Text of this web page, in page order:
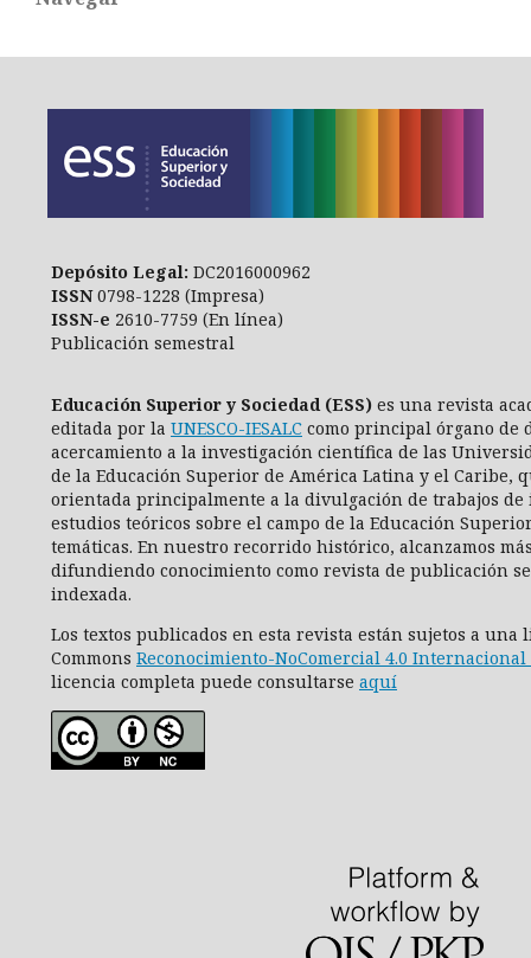
Depósito Legal: DC2016000962
ISSN0798-1228 (Impresa)
ISSN-e 2610-7759 (En línea)
Publicación semestral
Educación Superior y Sociedad (ESS) es una revista
editada por la UNESCO-IESALC como principal órgano de
acercamiento a la investigación científica de las
de la Educación Superior de América Latina y el Caribe,
orientada principalmente a la divulgación de trabajos de
estudios teóricos sobre el campo de la Educación
temáticas. En nuestro recorrido histórico, alcanzamos
difundiendo conocimiento como revista de publicación
indexada.
Los textos publicados en esta revista están sujetos a una
Commons Reconocimiento-NoComercial 4.0 Internacional
licencia completa puede consultarse aquí